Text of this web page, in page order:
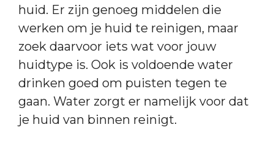
huid. Er zijn genoeg middelen die
werken om je huid te reinigen, maar
zoek daarvoor iets wat voor jouw
huidtype is. Ook is voldoende water
drinken goed om puisten tegen te
gaan. Water zorgt er namelijk voor dat
je huid van binnen reinigt.